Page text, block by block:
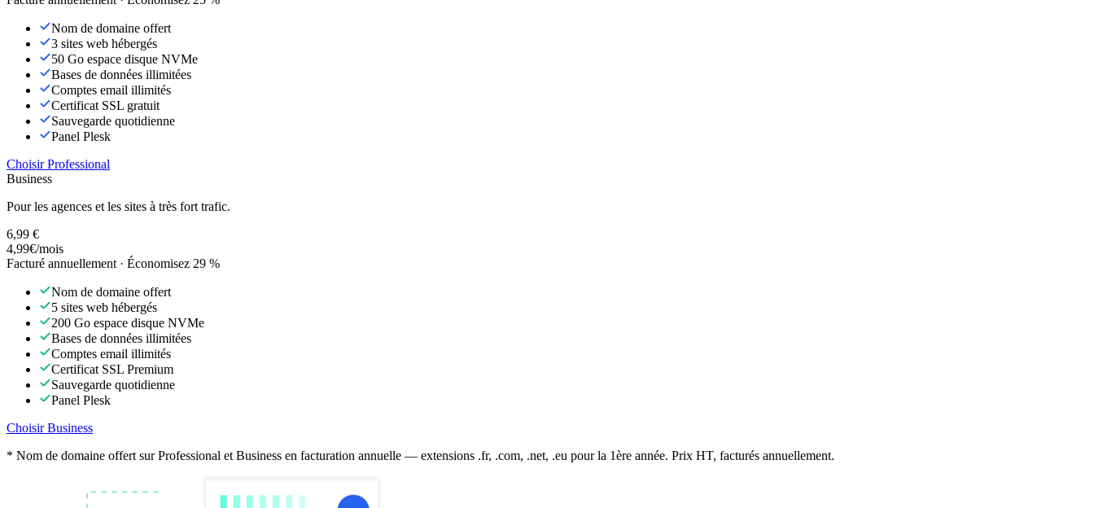
Nom de domaine offert
3 sites web hébergés
50 Go espace disque NVMe
Bases de données illimitées
Comptes email illimités
Certificat SSL gratuit
Sauvegarde quotidienne
Panel Plesk
Choisir Professional
Business
Pour les agences et les sites à très fort trafic.
6,99 €
4,99€/mois
Facturé annuellement · Économisez 29 %
Nom de domaine offert
5 sites web hébergés
200 Go espace disque NVMe
Bases de données illimitées
Comptes email illimités
Certificat SSL Premium
Sauvegarde quotidienne
Panel Plesk
Choisir Business
* Nom de domaine offert sur Professional et Business en facturation annuelle — extensions .fr, .com, .net, .eu pour la 1ère année. Prix HT, facturés annuellement.